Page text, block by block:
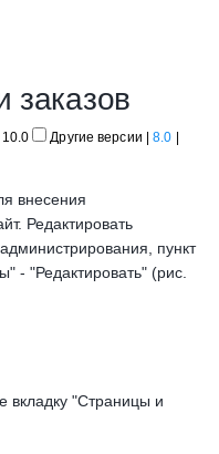
заказов
10.0 Другие версии |8.0
внесения
Редактировать
пункт
- "Редактировать" (рис.
вкладку "Страницы и